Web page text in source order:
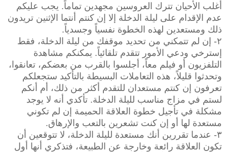
أغلب الأحيان تترك العروسين مجهدين تماماً. يجب عليكم
عدم الإقدام على ليلة الدخلة إلا إن كنتم أنتما الإثنين تريدون
ذلك ومستعدين لهذه الخطوة نفسياً وجسدياً.
٢- إن لم تتمكني من تحديد موقفك من ليلة الدخلة، فقط
إسترخي ودعي الأمور تتقدم تلقائياً. يمكنكم مشاهدة
التلفزيون أو فيلم معاً، أجلسوا بالقرب من بعضكم، تعانقوا،
وتحدثوا قليلاً، هذه التعاملات البسيطة بالتأكيد ستجعلكم
تعرفون إن كنتم مستعدان للتقدم أكثر من ذلك، أم أنكم
لستم في مزاج مناسب لليلة الدخلة. تأكدي أنه لا يوجد
مشكلة في تأجيل خطوة العلاقة الحميمة إن لم تكوني
مستعدة لها أو إن كنت تشعرين بالتعب والإرهاق.
٣- عندما تقررين أنك مستعدة لليلة الدخلة، لا تتوقعين أن
تكون العلاقة رائعة وخارجة عن الطبيعة، فتذكري أنها أول